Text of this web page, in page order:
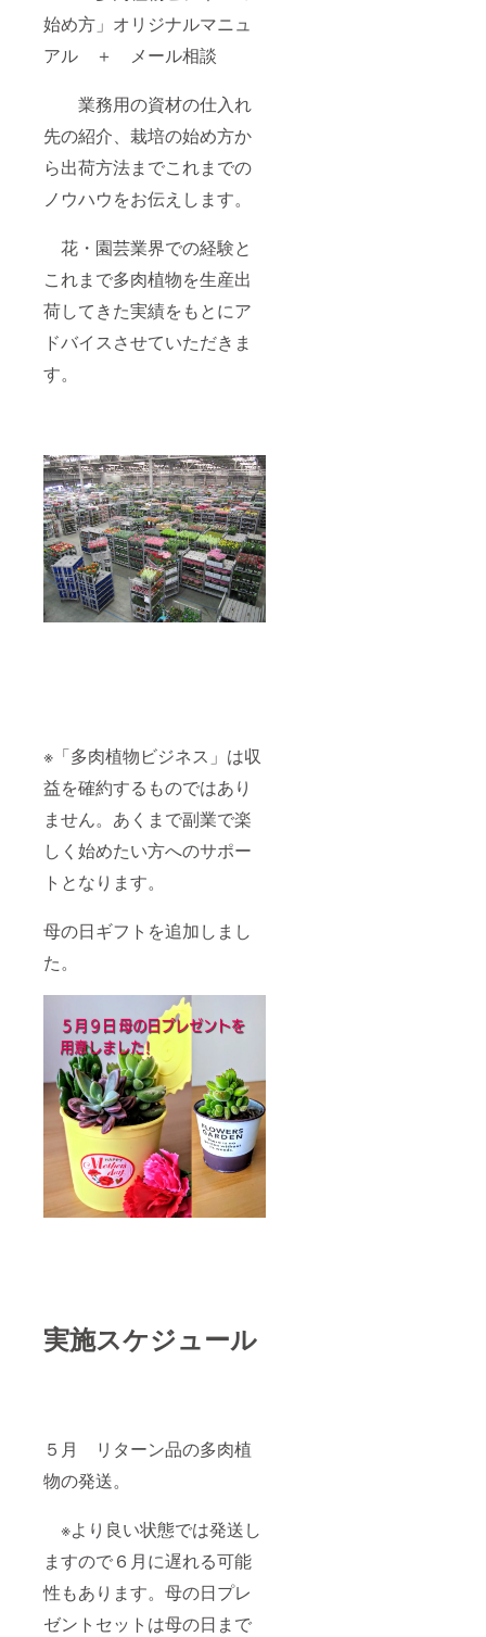
始め方」オリジナルマニュ
アル ＋ メール相談
業務用の資材の仕入れ
先の紹介、栽培の始め方か
ら出荷方法までこれまでの
ノウハウをお伝えします。
花・園芸業界での経験と
これまで多肉植物を生産出
荷してきた実績をもとにア
ドバイスさせていただきま
す。
※「多肉植物ビジネス」は収
益を確約するものではあり
ません。あくまで副業で楽
しく始めたい方へのサポー
トとなります。
母の日ギフトを追加しまし
た。
実施スケジュール
５月 リターン品の多肉植
物の発送。
※より良い状態では発送し
ますので６月に遅れる可能
性もあります。母の日プレ
ゼントセットは母の日まで